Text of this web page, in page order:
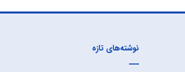
نوشته‌های تازه